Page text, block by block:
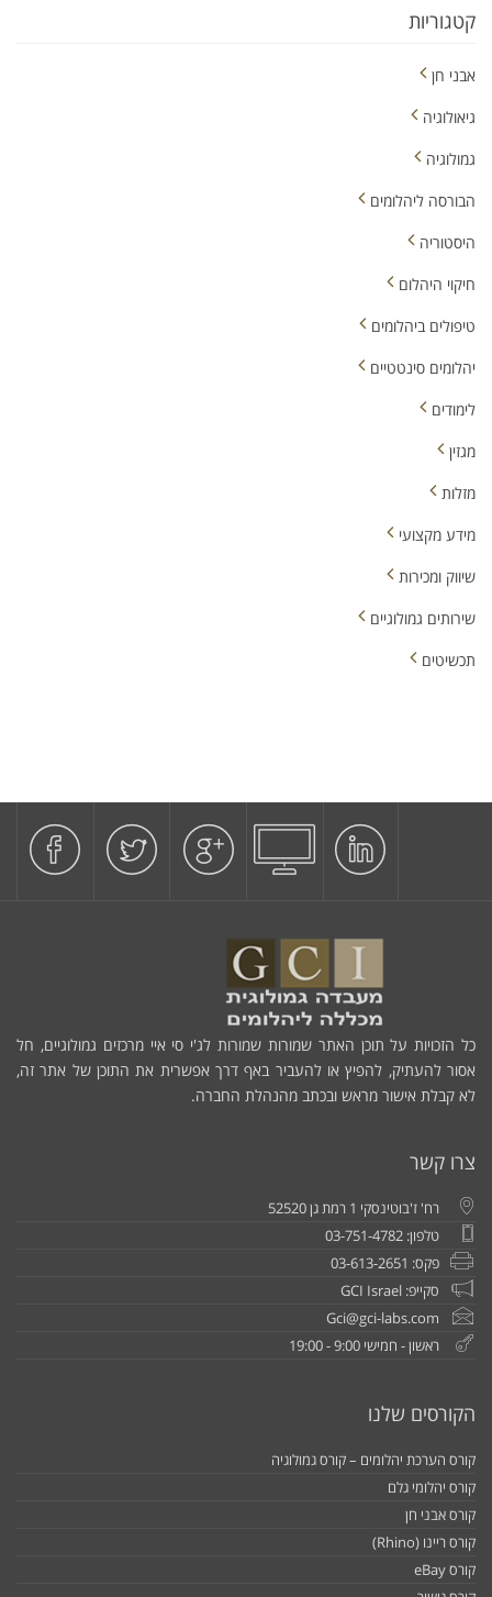
קטגוריות
אבני חן
גיאולוגיה
גמולוגיה
הבורסה ליהלומים
היסטוריה
חיקוי היהלום
טיפולים ביהלומים
יהלומים סינטטיים
לימודים
מגזין
מזלות
מידע מקצועי
שיווק ומכירות
שירותים גמולוגיים
תכשיטים
כל הזכויות על תוכן האתר שמורות שמורות לג'י סי איי מרכזים גמולוגיים, חל
אסור להעתיק, להפיץ או להעביר באף דרך אפשרית את התוכן של אתר זה,
לא קבלת אישור מראש ובכתב מהנהלת החברה.
צרו קשר
רח' ז'בוטינסקי 1 רמת גן 52520
טלפון: 03-751-4782
פקס: 03-613-2651
סקייפ: GCI Israel
Gci@gci-labs.com
ראשון - חמישי 9:00 - 19:00
הקורסים שלנו
קורס הערכת יהלומים – קורס גמולוגיה
קורס יהלומי גלם
קורס אבני חן
קורס ריינו (Rhino)
קורס eBay